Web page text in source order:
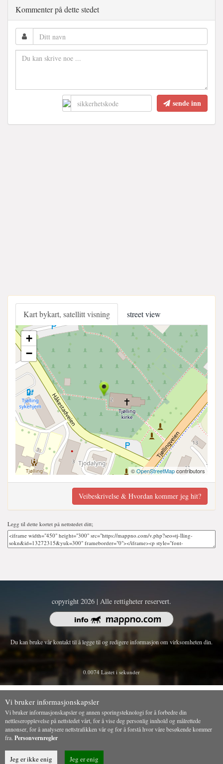
Kommenter på dette stedet
sende inn
Kart bykart, satellitt visning street view
+
−
©OpenStreetMapcontributors
Veibeskrivelse & Hvordan kommer jeg hit?
Legg til dette kortet på nettstedet ditt;
copyright 2026 | Alle rettigheter reservert.
Du kan bruke vår kontakt til å legge til og redigere informasjon om virksomheten din.
0.0074 Lastet i sekunder
Vi bruker informasjonskapsler
Vi bruker informasjonskapsler og annen sporingsteknologi for å forbedre din
nettleseropplevelse på nettstedet vårt, for å vise deg personlig innhold og målrettede
annonser, for å analysere nettstrafikken vår og for å forstå hvor våre besøkende kommer
fra. Personvernregler
Jeg er ikke enig Jeg er enig